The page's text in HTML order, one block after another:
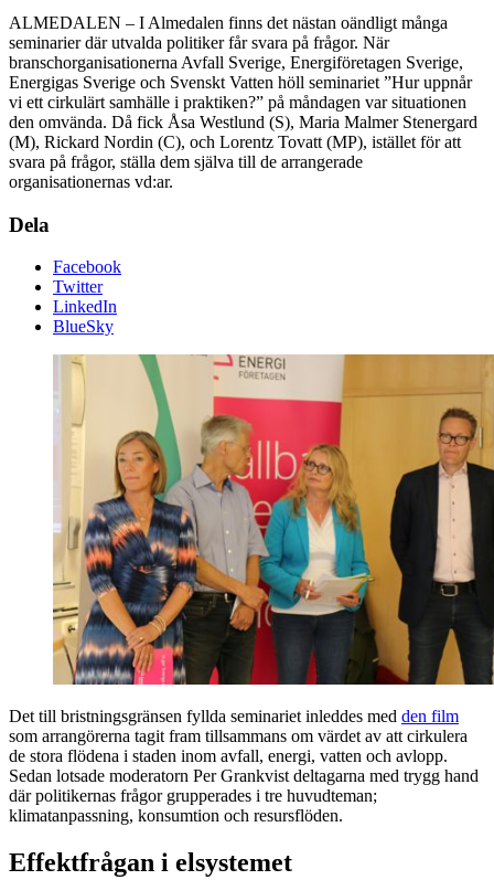
ALMEDALEN – I Almedalen finns det nästan oändligt många
seminarier där utvalda politiker får svara på frågor. När
branschorganisationerna Avfall Sverige, Energiföretagen Sverige,
Energigas Sverige och Svenskt Vatten höll seminariet ”Hur uppnår
vi ett cirkulärt samhälle i praktiken?” på måndagen var situationen
den omvända. Då fick Åsa Westlund (S), Maria Malmer Stenergard
(M), Rickard Nordin (C), och Lorentz Tovatt (MP), istället för att
svara på frågor, ställa dem själva till de arrangerade
organisationernas vd:ar.
Dela
Facebook
Twitter
LinkedIn
BlueSky
Det till bristningsgränsen fyllda seminariet inleddes med den film
som arrangörerna tagit fram tillsammans om värdet av att cirkulera
de stora flödena i staden inom avfall, energi, vatten och avlopp.
Sedan lotsade moderatorn Per Grankvist deltagarna med trygg hand
där politikernas frågor grupperades i tre huvudteman;
klimatanpassning, konsumtion och resursflöden.
Effektfrågan i elsystemet